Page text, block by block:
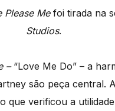
Please Mefoi tirada na
Studios.
–“Love Me Do” – a
são peça central.
que verificou a